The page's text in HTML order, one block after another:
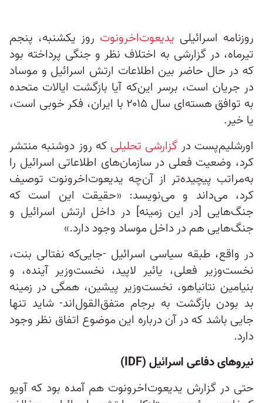
روزنامه اسرائیلی یدیعوت‌اخرونوت روز یکشنبه، پنجم
تیرماه، در گزارشی به اختلاف نظر و جنگی پرداخته بود
که در حال حاضر بین اطلاعات ارتش اسرائیل و موساد
در جریان است، برسر این‌که آیا بازگشت ایالات متحده
به توافق هسته‌ای سال ۲۰۱۵ با ایران، فکر خوبی است،
یا خیر.
اورشلیم‌پست در گزارشی تحلیلی که روز دوشنبه منتشر
کرد، وضعیت فعلی در سازمان‌های اطلاعاتی اسرائیل را
به‌مراتب پیچیده‌تر از آن‌چه یدیعوت‌اخرونوت توصیف
کرد، می‌داند و می‌نویسد: «حقیقت این است که
جنگ‌هایی [در این زمینه] در داخل ارتش اسرائیل و
جنگ‌هایی هم در داخل موساد وجود دارد.»
در واقع، طبقه سیاسی اسرائیل -‌جایی‌که نفتالی بنت،
نخست‌وزیر فعلی، یائیر لاپید، نخست‌وزیر آینده، و
بنیامین نتانیاهو، نخست‌وزیر پیشین، همگی در زمینه
بد بودن بازگشت به برجام متفق‌القول‌اند- شاید تنها
جایی باشد که در آن درباره این موضوع اتفاق نظر وجود
دارد.
نیروهای دفاعی اسرائیل (IDF)
حتی در گزارش یدیعوت‌اخرونوت هم آمده بود که آویو